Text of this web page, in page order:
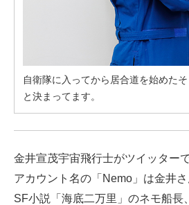
自衛隊に入ってから居合道を始めた
と決まってます。
金井宣茂宇宙飛行士がツイッター
アカウント名の「Nemo」は金井さ
SF小説「海底二万里」のネモ船長